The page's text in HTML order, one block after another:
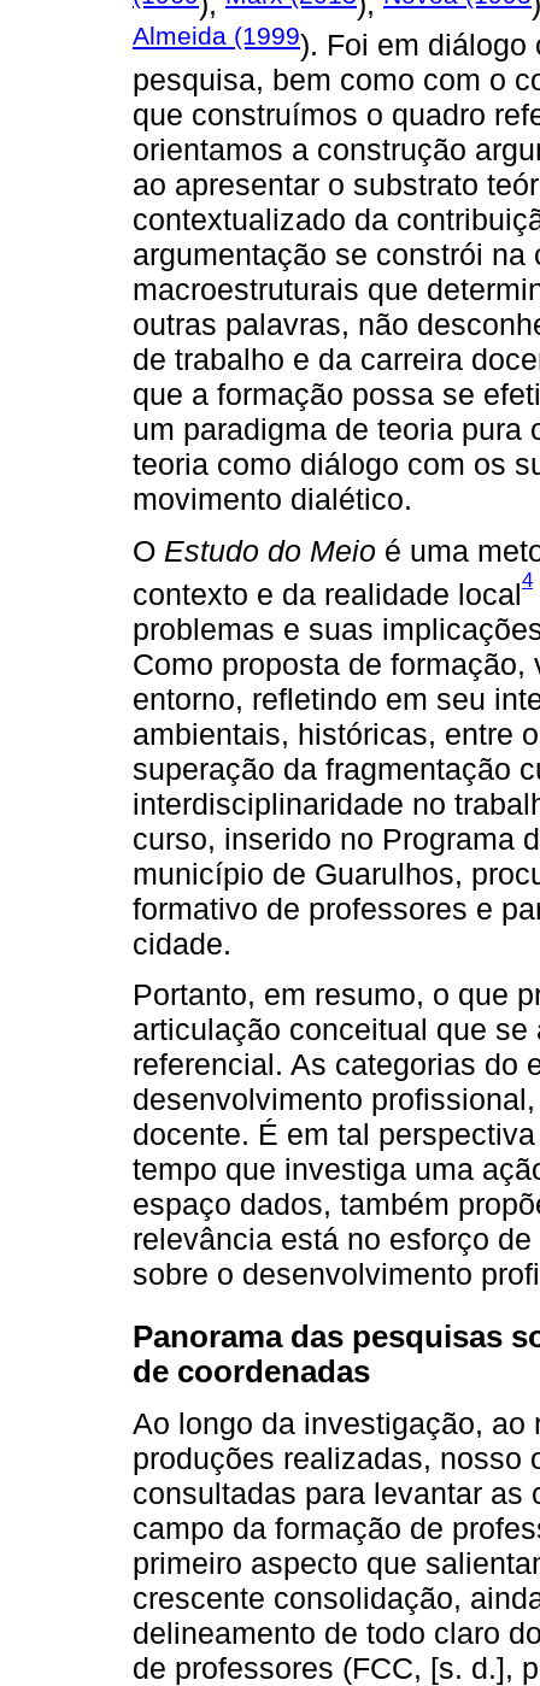
Almeida (1999). Foi em diálogo
pesquisa, bem como com o
que construímos o quadro
orientamos a construção
ao apresentar o substrato
contextualizado da
argumentação se constrói
macroestruturais que
outras palavras, não
de trabalho e da carreira
que a formação possa se
um paradigma de teoria pura
teoria como diálogo com os
movimento dialético.
O Estudo do Meio é uma
contexto e da realidade local4
problemas e suas
Como proposta de
entorno, refletindo em seu
ambientais, históricas, entre
superação da fragmentação
interdisciplinaridade no
curso, inserido no Programa
município de Guarulhos,
formativo de professores e
cidade.
Portanto, em resumo, o que
articulação conceitual que
referencial. As categorias do
desenvolvimento
docente. É em tal
tempo que investiga uma
espaço dados, também
relevância está no esforço
sobre o desenvolvimento
Panorama das pesquisas
de coordenadas
Ao longo da investigação,
produções realizadas, nosso
consultadas para levantar as
campo da formação de
primeiro aspecto que
crescente consolidação,
delineamento de todo claro
de professores (FCC, [s. d.],